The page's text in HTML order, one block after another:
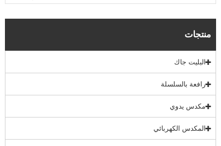
منتجات
البليت جاك
رافعة بالسلسلة
مكدس يدوي
المكدس الكهربائي